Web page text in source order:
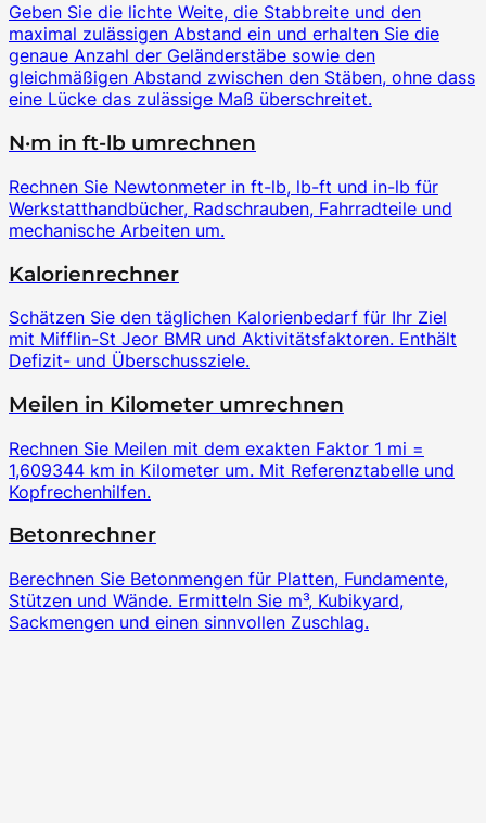
Geben Sie die lichte Weite, die Stabbreite und den
maximal zulässigen Abstand ein und erhalten Sie die
genaue Anzahl der Geländerstäbe sowie den
gleichmäßigen Abstand zwischen den Stäben, ohne dass
eine Lücke das zulässige Maß überschreitet.
N·m in ft-lb umrechnen
Rechnen Sie Newtonmeter in ft-lb, lb-ft und in-lb für
Werkstatthandbücher, Radschrauben, Fahrradteile und
mechanische Arbeiten um.
Kalorienrechner
Schätzen Sie den täglichen Kalorienbedarf für Ihr Ziel
mit Mifflin-St Jeor BMR und Aktivitätsfaktoren. Enthält
Defizit- und Überschussziele.
Meilen in Kilometer umrechnen
Rechnen Sie Meilen mit dem exakten Faktor 1 mi =
1,609344 km in Kilometer um. Mit Referenztabelle und
Kopfrechenhilfen.
Betonrechner
Berechnen Sie Betonmengen für Platten, Fundamente,
Stützen und Wände. Ermitteln Sie m³, Kubikyard,
Sackmengen und einen sinnvollen Zuschlag.